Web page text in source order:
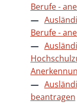
Berufe -
Berufe -
beantragen